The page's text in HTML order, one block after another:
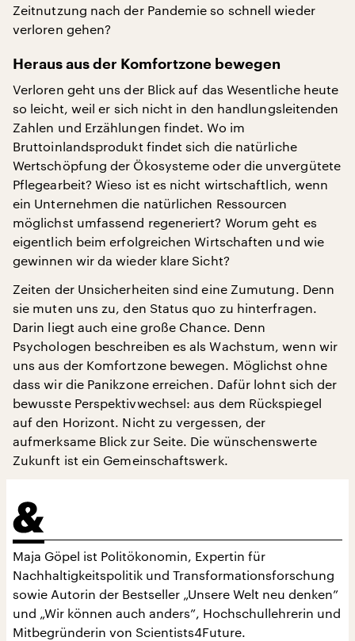
Zeitnutzung nach der Pandemie so schnell wieder
verloren gehen?
Heraus aus der Komfortzone bewegen
Verloren geht uns der Blick auf das Wesentliche heute
so leicht, weil er sich nicht in den handlungsleitenden
Zahlen und Erzählungen findet. Wo im
Bruttoinlandsprodukt findet sich die natürliche
Wertschöpfung der Ökosysteme oder die unvergütete
Pflegearbeit? Wieso ist es nicht wirtschaftlich, wenn
ein Unternehmen die natürlichen Ressourcen
möglichst umfassend regeneriert? Worum geht es
eigentlich beim erfolgreichen Wirtschaften und wie
gewinnen wir da wieder klare Sicht?
Zeiten der Unsicherheiten sind eine Zumutung. Denn
sie muten uns zu, den Status quo zu hinterfragen.
Darin liegt auch eine große Chance. Denn
Psychologen beschreiben es als Wachstum, wenn wir
uns aus der Komfortzone bewegen. Möglichst ohne
dass wir die Panikzone erreichen. Dafür lohnt sich der
bewusste Perspektivwechsel: aus dem Rückspiegel
auf den Horizont. Nicht zu vergessen, der
aufmerksame Blick zur Seite. Die wünschenswerte
Zukunft ist ein Gemeinschaftswerk.
Maja Göpel ist Politökonomin, Expertin für
Nachhaltigkeitspolitik und Transformationsforschung
sowie Autorin der Bestseller „Unsere Welt neu denken”
und „Wir können auch anders”, Hochschullehrerin und
Mitbegründerin von Scientists4Future.